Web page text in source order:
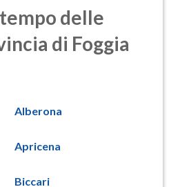
delle
di Foggia
Alberona
Apricena
Biccari